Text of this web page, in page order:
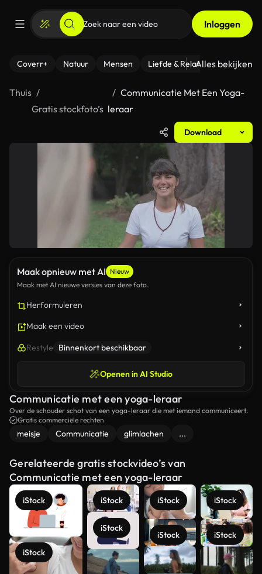
Inloggen
Coverr+ Natuur Mensen Liefde & Relaties - Fitness
Alles bekijken
Thuis
Gratis stockfoto’s
Communicatie Met Een Yoga-
leraar
Download
Maak opnieuw met AI Nieuw
Maak met AI nieuwe versies van deze foto.
Herformuleren
Maak een video
Restyle Binnenkort beschikbaar
Openen in AI Studio
Communicatie met een yoga-leraar
Over de schouder schot van een yoga-leraar die met iemand communiceert.
Gratis commerciële rechten
meisje Communicatie glimlachen ...
Gerelateerde gratis stockvideo’s van
Communicatie met een yoga-leraar
iStock
iStock
iStock
iStock
iStock
iStock
iStock
iStock
Meer
bekijken